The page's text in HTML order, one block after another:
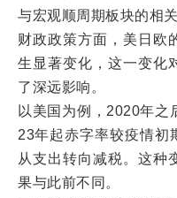
与宏观顺周期板块的相关
财政政策方面，美日欧
生显著变化，这一变化
了深远影响。
以美国为例，2020年之
23年起赤字率较疫情初
从支出转向减税。这种
果与此前不同。